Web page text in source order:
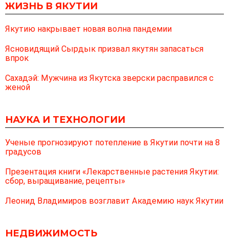
ЖИЗНЬ В ЯКУТИИ
Якутию накрывает новая волна пандемии
Ясновидящий Сырдык призвал якутян запасаться
впрок
Сахадэй: Мужчина из Якутска зверски расправился с
женой
НАУКА И ТЕХНОЛОГИИ
Ученые прогнозируют потепление в Якутии почти на 8
градусов
Презентация книги «Лекарственные растения Якутии:
сбор, выращивание, рецепты»
Леонид Владимиров возглавит Академию наук Якутии
НЕДВИЖИМОСТЬ